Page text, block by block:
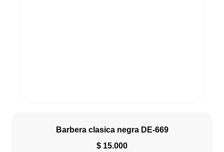
Barbera clasica negra DE-669
$ 15.000